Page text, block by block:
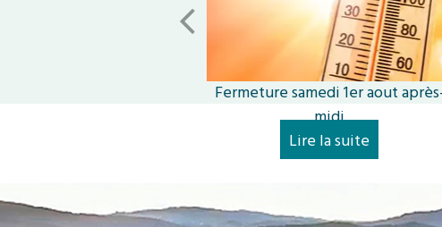
Fermeture samedi 1er aout
midi